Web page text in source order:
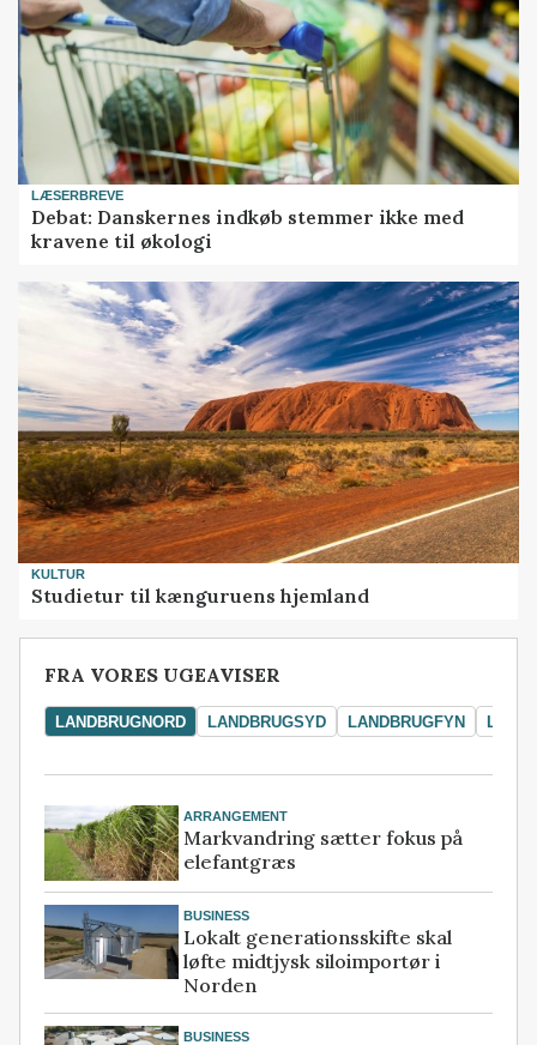
LÆSERBREVE
Debat: Danskernes indkøb stemmer ikke med
kravene til økologi
KULTUR
Studietur til kænguruens hjemland
FRA VORES UGEAVISER
LANDBRUGNORD LANDBRUGSYD LANDBRUGFYN
ARRANGEMENT
Markvandring sætter fokus på
elefantgræs
BUSINESS
Lokalt generationsskifte skal
løfte midtjysk siloimportør i
Norden
BUSINESS